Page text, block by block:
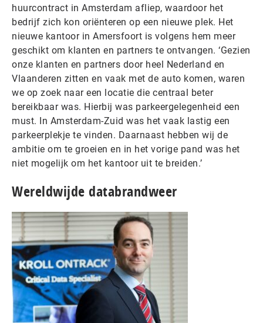
huurcontract in Amsterdam afliep, waardoor het
bedrijf zich kon oriënteren op een nieuwe plek. Het
nieuwe kantoor in Amersfoort is volgens hem meer
geschikt om klanten en partners te ontvangen. ‘Gezien
onze klanten en partners door heel Nederland en
Vlaanderen zitten en vaak met de auto komen, waren
we op zoek naar een locatie die centraal beter
bereikbaar was. Hierbij was parkeergelegenheid een
must. In Amsterdam-Zuid was het vaak lastig een
parkeerplekje te vinden. Daarnaast hebben wij de
ambitie om te groeien en in het vorige pand was het
niet mogelijk om het kantoor uit te breiden.’
Wereldwijde databrandweer